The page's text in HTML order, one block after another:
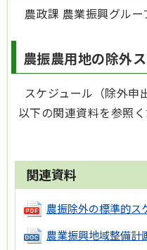
農政課 農業振興グルー
農振農用地の除外
スケジュール（除外申
以下の関連資料を参照く
関連資料
農振除外の標準的ス
農業振興地域整備計